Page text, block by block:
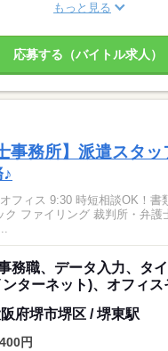
もっと見る
応募する（バイトル求人）
事務所】派遣スタ
フィス 9:30 時短相談OK！書
ク ファイリング 裁判所・弁護
務職、データ入力、タ
ンターネット)、オフィス
府堺市堺区 / 堺東駅
円